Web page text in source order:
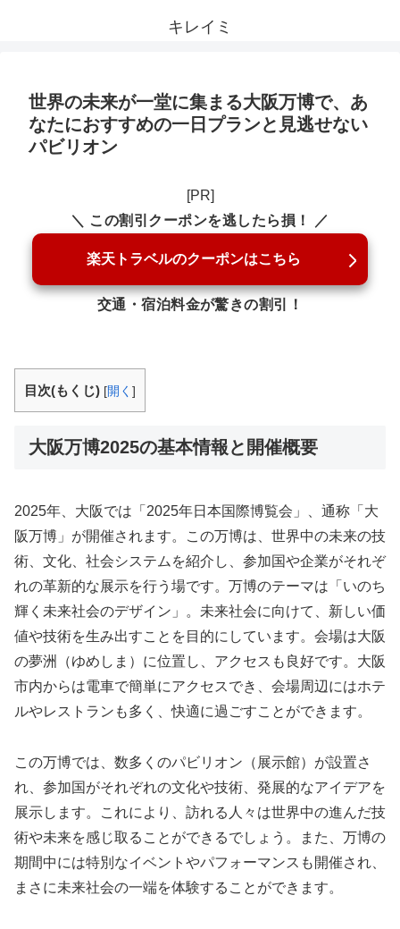
キレイミ
世界の未来が一堂に集まる大阪万博で、あ
なたにおすすめの一日プランと見逃せない
パビリオン
[PR]
＼ この割引クーポンを逃したら損！ ／
楽天トラベルのクーポンはこちら
交通・宿泊料金が驚きの割引！
目次(もくじ) [開く ]
大阪万博2025の基本情報と開催概要
2025年、大阪では「2025年日本国際博覧会」、通称「大
阪万博」が開催されます。この万博は、世界中の未来の技
術、文化、社会システムを紹介し、参加国や企業がそれぞ
れの革新的な展示を行う場です。万博のテーマは「いのち
輝く未来社会のデザイン」。未来社会に向けて、新しい価
値や技術を生み出すことを目的にしています。会場は大阪
の夢洲（ゆめしま）に位置し、アクセスも良好です。大阪
市内からは電車で簡単にアクセスでき、会場周辺にはホテ
ルやレストランも多く、快適に過ごすことができます。
この万博では、数多くのパビリオン（展示館）が設置さ
れ、参加国がそれぞれの文化や技術、発展的なアイデアを
展示します。これにより、訪れる人々は世界中の進んだ技
術や未来を感じ取ることができるでしょう。また、万博の
期間中には特別なイベントやパフォーマンスも開催され、
まさに未来社会の一端を体験することができます。